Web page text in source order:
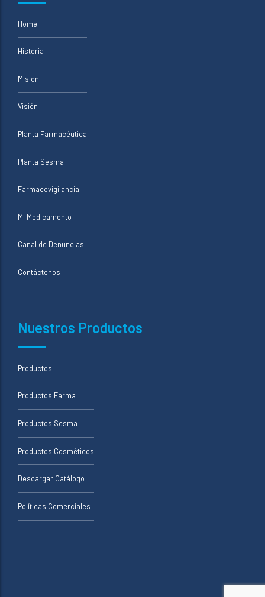
Home
Historia
Misión
Visión
Planta Farmacéutica
Planta Sesma
Farmacovigilancia
Mi Medicamento
Canal de Denuncias
Contáctenos
Nuestros Productos
Productos
Productos Farma
Productos Sesma
Productos Cosméticos
Descargar Catálogo
Políticas Comerciales